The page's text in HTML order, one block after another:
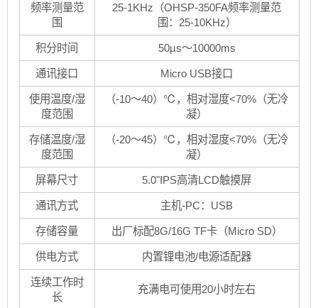
频率测量范
围
25-1KHz（OHSP-350FA频率测量范
围：25-10KHz）
积分时间 50µs～10000ms
通讯接口 Micro USB接口
使用温度/湿
度范围
（-10～40）℃，相对湿度<70%（无冷
凝）
存储温度/湿
度范围
（-20～45）℃，相对湿度<70%（无冷
凝）
屏幕尺寸 5.0"IPS高清LCD触摸屏
通讯方式 主机-PC：USB
存储容量 出厂标配8G/16G TF卡（Micro SD）
供电方式 内置锂电池/电源适配器
连续工作时
长
充满电可使用20小时左右